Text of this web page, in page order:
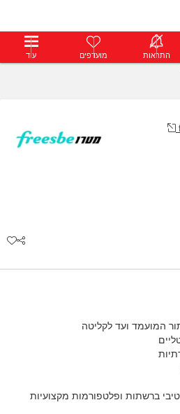
הודעות פרימיום התראות מועדפים עוד
המועמד ועד לקליטה
ברשתות ופלטפורמות מקצועיות